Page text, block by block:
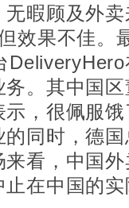
无暇顾及外
效果不佳。
。其中国
示，很佩服
的同时，德
看，中国
在中国的